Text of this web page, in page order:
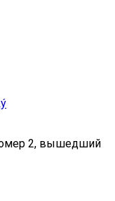
2, вышедший